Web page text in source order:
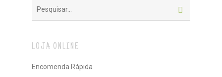
LOJA ONLINE
Encomenda Rápida